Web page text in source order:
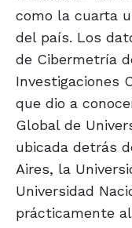
como la cuarta
del país. Los
de Cibermetría
Investigaciones
que dio a
Global de
ubicada detrás
Aires, la
Universidad
prácticamente